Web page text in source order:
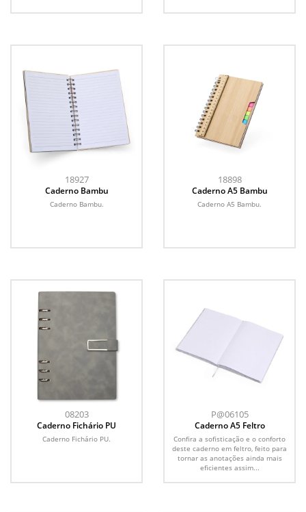
18927
Caderno Bambu
Caderno Bambu.
18898
Caderno A5 Bambu
Caderno A5 Bambu.
08203
Caderno Fichário PU
Caderno Fichário PU.
P@06105
Caderno A5 Feltro
Confira a sofisticação e o conforto
deste caderno em feltro, feito para
tornar as anotações ainda mais
eficientes assim...